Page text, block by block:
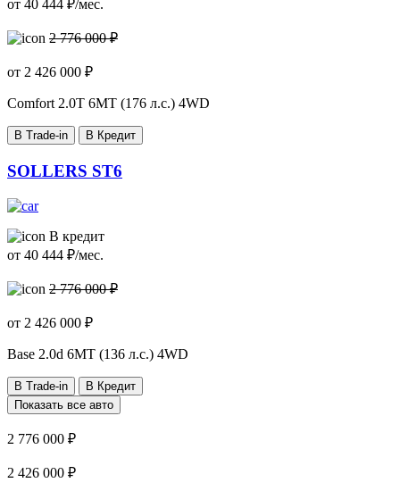
от 40 444 ₽/мес.
2 776 000 ₽
от 2 426 000 ₽
Comfort 2.0T 6MT (176 л.с.) 4WD
В Trade-in В Кредит
SOLLERS ST6
В кредит
от 40 444 ₽/мес.
2 776 000 ₽
от 2 426 000 ₽
Base 2.0d 6MT (136 л.с.) 4WD
В Trade-in
В Кредит
Показать все авто
2 776 000 ₽
2 426 000 ₽